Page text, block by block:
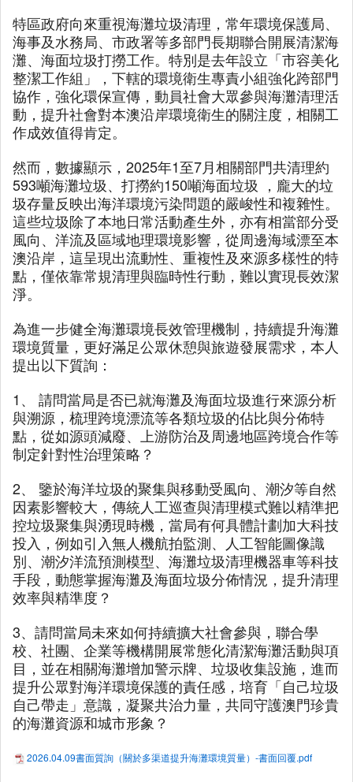
特區政府向來重視海灘垃圾清理，常年環境保護局、
海事及水務局、市政署等多部門長期聯合開展清潔海
灘、海面垃圾打撈工作。特別是去年設立「市容美化
整潔工作組」，下轄的環境衛生專責小組強化跨部門
協作，強化環保宣傳，動員社會大眾參與海灘清理活
動，提升社會對本澳沿岸環境衛生的關注度，相關工
作成效值得肯定。
然而，數據顯示，2025年1至7月相關部門共清理約
593噸海灘垃圾、打撈約150噸海面垃圾 ，龐大的垃
圾存量反映出海洋環境污染問題的嚴峻性和複雜性。
這些垃圾除了本地日常活動產生外，亦有相當部分受
風向、洋流及區域地理環境影響，從周邊海域漂至本
澳沿岸，這呈現出流動性、重複性及來源多樣性的特
點，僅依靠常規清理與臨時性行動，難以實現長效潔
淨。
為進一步健全海灘環境長效管理機制，持續提升海灘
環境質量，更好滿足公眾休憩與旅遊發展需求，本人
提出以下質詢：
1、 請問當局是否已就海灘及海面垃圾進行來源分析
與溯源，梳理跨境漂流等各類垃圾的佔比與分佈特
點，從如源頭減廢、上游防治及周邊地區跨境合作等
制定針對性治理策略？
2、 鑒於海洋垃圾的聚集與移動受風向、潮汐等自然
因素影響較大，傳統人工巡查與清理模式難以精準把
控垃圾聚集與湧現時機，當局有何具體計劃加大科技
投入，例如引入無人機航拍監測、人工智能圖像識
別、潮汐洋流預測模型、海灘垃圾清理機器車等科技
手段，動態掌握海灘及海面垃圾分佈情況，提升清理
效率與精準度？
3、請問當局未來如何持續擴大社會參與，聯合學
校、社團、企業等機構開展常態化清潔海灘活動與項
目，並在相關海灘增加警示牌、垃圾收集設施，進而
提升公眾對海洋環境保護的責任感，培育「自己垃圾
自己帶走」意識，凝聚共治力量，共同守護澳門珍貴
的海灘資源和城市形象？
2026.04.09書面質詢（關於多渠道提升海灘環境質量）-書面回覆.pdf